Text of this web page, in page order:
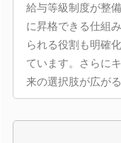
給与等級制度が整
に昇格できる仕組
られる役割も明確
ています。さらに
来の選択肢が広が